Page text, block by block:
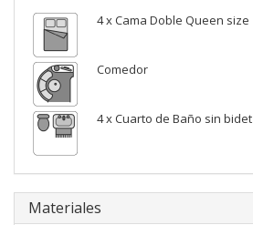
4 x Cama Doble Queen size
Comedor
4 x Cuarto de Baño sin bidet
Materiales